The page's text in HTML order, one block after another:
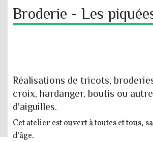
Broderie - Les
Réalisations de tricots,
croix, hardanger, boutis ou
d'aiguilles.
Cet atelier est ouvert à toutes et tous,
d'âge.